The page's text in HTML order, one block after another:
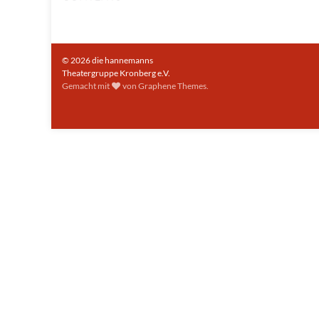
© 2026 die hannemanns
Theatergruppe Kronberg e.V.
Gemacht mit
vonGraphene Themes.